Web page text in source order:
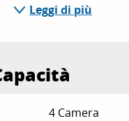
Leggi di più
4 Camera